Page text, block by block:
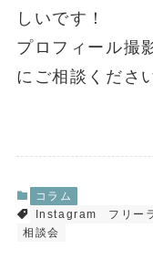
しいです！
プロフィール撮
にご相談くださ
コラム
Instagram
フリー
相談会